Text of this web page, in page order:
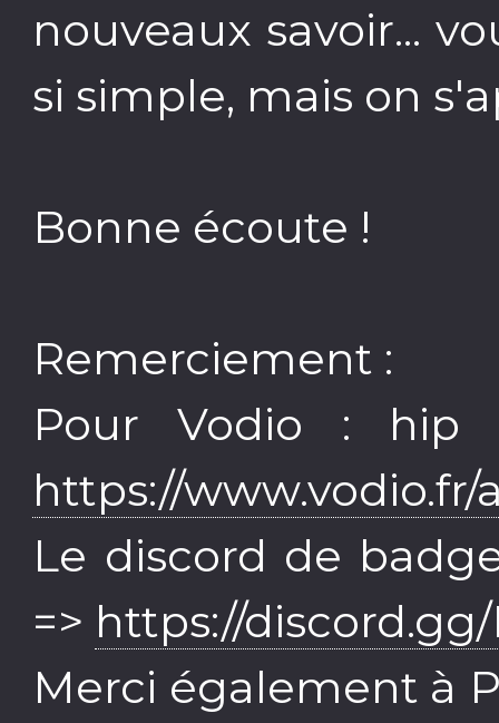
nouveaux savoir...
si simple, mais on
Bonne écoute !
Remerciement :
Pour Vodio :
https://www.vodio.fr/
Le discord de
=> https://
Merci également à